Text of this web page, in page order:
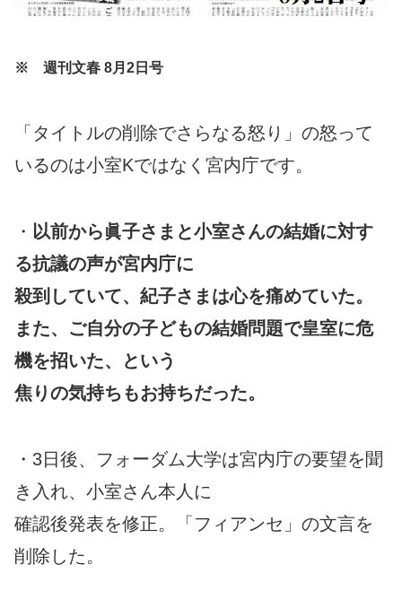
※ 週刊文春 8月2日号
「タイトルの削除でさらなる怒り」の怒って
いるのは小室Kではなく宮内庁です。
・ 以前から眞子さまと小室さんの結婚に対す
る抗議の声が宮内庁に
殺到していて、紀子さまは心を痛めていた。
また、ご自分の子どもの結婚問題で皇室に危
機を招いた、という
焦りの気持ちもお持ちだった。
・3日後、フォーダム大学は宮内庁の要望を聞
き入れ、小室さん本人に
確認後発表を修正。「フィアンセ」の文言を
削除した。